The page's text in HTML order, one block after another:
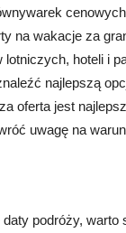
na wakacje za
lotniczych, hoteli i
najlepszą
oferta jest
uwagę na
podróży, warto